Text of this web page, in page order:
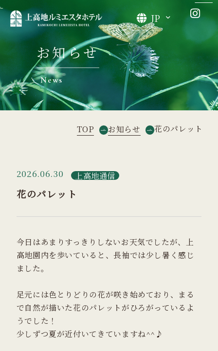
JP
お知らせ
News
TOP お知らせ 花のパレット
2026.06.30 上高地通信
花のパレット
今日はあまりすっきりしないお天気でしたが、上
高地園内を歩いていると、長袖では少し暑く感じ
ました。
足元には色とりどりの花が咲き始めており、まる
で自然が描いた花のパレットがひろがっているよ
うでした！
少しずつ夏が近付いてきていますね^^♪